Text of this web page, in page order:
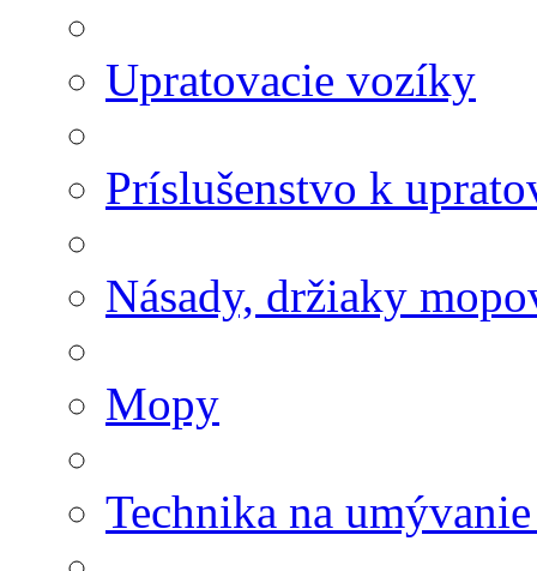
Upratovacie vozíky
Príslušenstvo k
Násady, držiaky
Mopy
Technika na